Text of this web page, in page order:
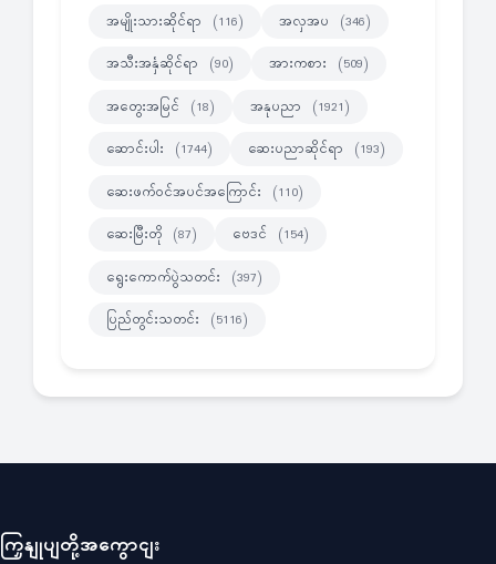
အမျိုးသားဆိုင်ရာ (116) အလှအပ (346)
အသီးအနှံဆိုင်ရာ (90) အားကစား (509)
အတွေးအမြင် (18) အနုပညာ (1921)
ဆောင်းပါး (1744) ဆေးပညာဆိုင်ရာ (193)
ဆေးဖက်ဝင်အပင်အကြောင်း (110)
ဆေးမြီးတို (87) ဗေဒင် (154)
ရွေးကောက်ပွဲသတင်း (397)
ပြည်တွင်းသတင်း (5116)
ကြှနျုပျတို့အကွောငျး